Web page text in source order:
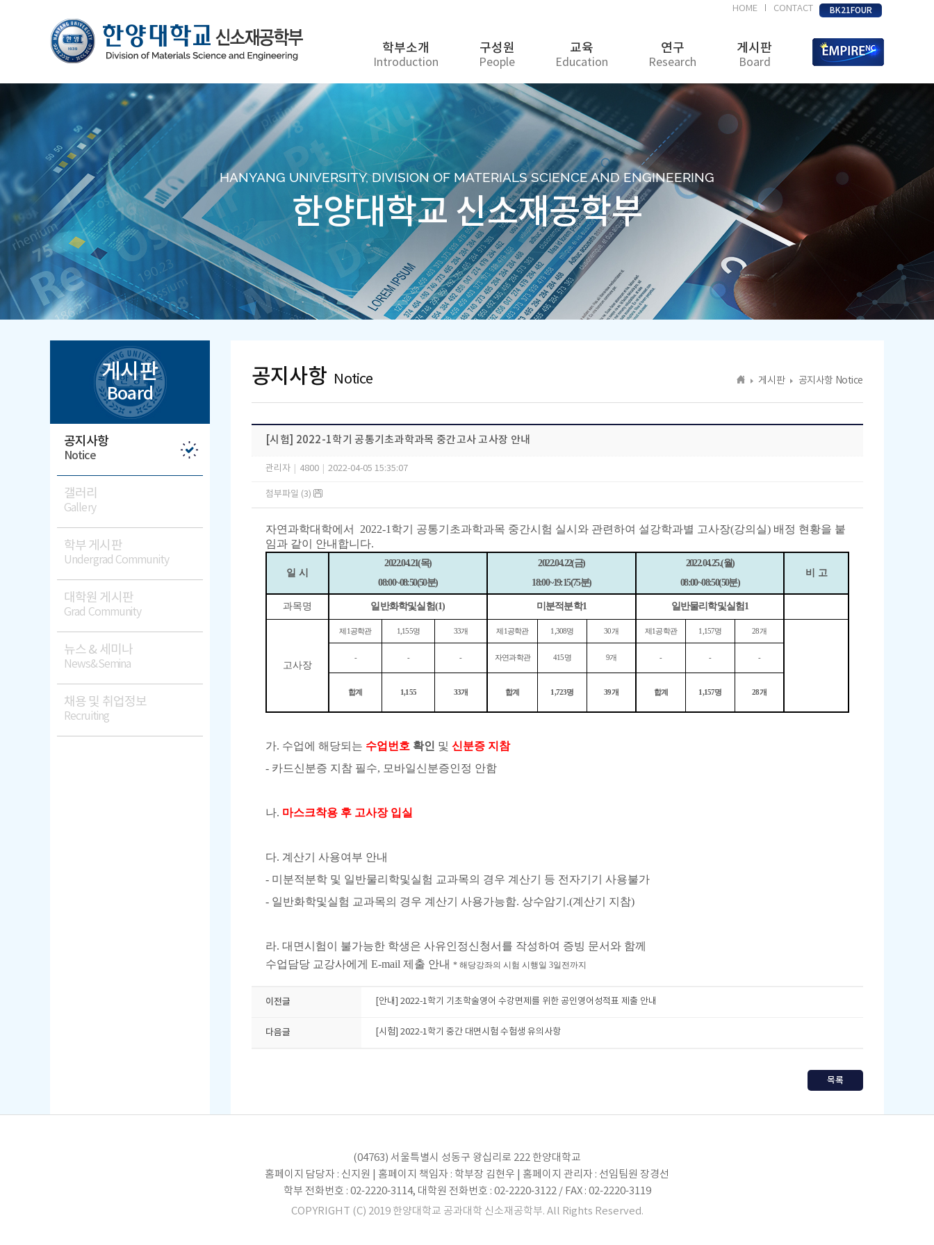
HOME CONTACT BK21FOUR
학부소개
Introduction
구성원
People
교육
Education
연구
Research
게시판
Board
HANYANG UNIVERSITY, DIVISION OF MATERIALS SCIENCE AND ENGINEERING
한양대학교 신소재공학부
게시판
Board
공지사항
Notice
갤러리
Gallery
학부 게시판
Undergrad Community
대학원 게시판
Grad Community
뉴스 & 세미나
News&Semina
채용 및 취업정보
Recruiting
공지사항 Notice 게시판 공지사항 Notice
[시험] 2022-1학기 공통기초과학과목 중간고사 고사장 안내
관리자 4800 2022-04-05 15:35:07
첨부파일 (3)
자연과학대학에서 2022-1 학기 공통기초과학과목 중간시험 실시와 관련하여 설강학과별 고사장(강의실) 배정 현황을 붙
임과 같이 안내합니다.
일 시
2022.04.21(목)
08:00~08:50(50분)
2022.04.22(금)
18:00~19:15(75분)
2022.04.25.(월)
08:00~08:50(50분)
비 고
과목명 일반화학및실험(1) 미분적분학1 일반물리학및실험 1
고사장
제 1 공학관 1,155명 33개 제 1 공학관 1,308명 30개 제 1 공학관 1,157명 28개
- - - 자연과학관 415명 9개 - - -
합계 1,155 33개 합계 1,723명 39개 합계 1,157명 28개
가. 수업에 해당되는 수업번호 확인 및 신분증 지참
- 카드신분증 지참 필수, 모바일신분증인정 안함
나. 마스크착용 후 고사장 입실
다. 계산기 사용여부 안내
- 미분적분학 및 일반물리학및실험 교과목의 경우 계산기 등 전자기기 사용불가
- 일반화학및실험 교과목의 경우 계산기 사용가능함. 상수암기 .(계산기 지참)
라. 대면시험이 불가능한 학생은 사유인정신청서를 작성하여 증빙 문서와 함께
수업담당 교강사에게 E-mail 제출 안내 * 해당강좌의 시험 시행일 3일전까지
이전글 [안내] 2022-1학기 기초학술영어 수강면제를 위한 공인영어성적표 제출 안내
다음글 [시험] 2022-1학기 중간 대면시험 수험생 유의사항
목록
(04763) 서울특별시 성동구 왕십리로 222 한양대학교
홈페이지 담당자 : 신지원 | 홈페이지 책임자 : 학부장 김현우 | 홈페이지 관리자 : 선임팀원 장경선
학부 전화번호 : 02-2220-3114, 대학원 전화번호 : 02-2220-3122 / FAX : 02-2220-3119
COPYRIGHT (C) 2019 한양대학교 공과대학 신소재공학부. All Rights Reserved.